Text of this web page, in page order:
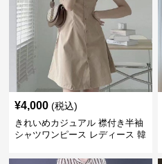
¥4,000 (税込)
きれいめカジュアル 襟付き半袖
シャツワンピース レディース 韓
ト ウエストマーク スタイルアッ